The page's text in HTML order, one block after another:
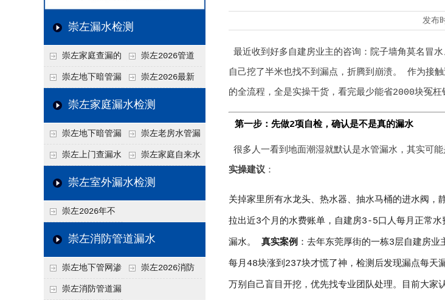
崇左漏水检测
崇左家庭查漏的
实用小技巧
崇左2026管道
漏水维修价格表，按
材质、漏点类型精准
崇左地下暗管漏
水检测价格高？2026
巧
崇左2026最新
上门漏水检测价格
类报价一览
崇左家庭漏水检测
崇左地下暗管漏
水检测技术与价格关
联2026，不同方法收
崇左老房水管漏
水检测与维修价格20
26，老旧管道改造方
崇左上门查漏水
vs 自行检测：2026
析
崇左家庭自来水
管漏水检测全攻略：
崇左室外漏水检测
崇左2026年不
同城市上门查漏水价
价参考
崇左消防管道漏水
崇左地下管网渗
漏检测
崇左2026消防
崇左消防管道漏
发布
最近收到好多自建房业主的咨询：院子墙角莫名冒
自己挖了半米也找不到漏点，折腾到崩溃。 作为接
的全流程，全是实操干货，看完最少能省2000块冤枉
第一步：先做2项自检，确认是不是真的漏水
很多人一看到地面潮湿就默认是水管漏水，其实可
实操建议：
关掉家里所有水龙头、热水器、抽水马桶的进水阀，
拉出近3个月的水费账单，自建房3-5口人每月正常
漏水。 真实案例 ：去年东莞厚街的一栋3层自建房
每月48块涨到237块才慌了神，检测后发现漏点每
万别自己盲目开挖，优先找专业团队处理。目前大